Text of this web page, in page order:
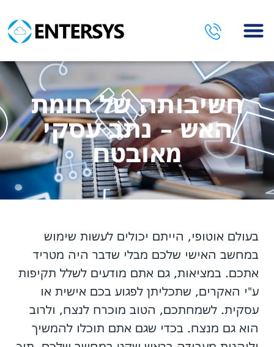
חשיבותה של חומת
האש – נתב עסקי
מאובטח
בעולם אוטופי, הייתם יכולים לעשות שימוש
במחשב האישי שלכם מבלי שדבר היה מטריד
אתכם. במציאות, גם אתם מודעים לשלל תקיפות
ע"י האקרים, שתכליתן לפגוע בכם אישית או
עסקית. לשמחתכם, הטוב מוכרח לנצח, ולרוב
הוא גם מנצח. בכדי שגם אתם תוכלו להמשיך